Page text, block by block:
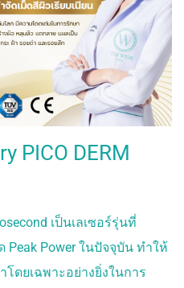
ใบหน้า
PRIME
เพื่อ
ดียิ่งขึ้น
NEW
วยด้วยเสียง
หม่ล่าสุด
PICO DERM
เป็นเลเซอร์รุ่นที่
Power ในปัจจุบัน ทำให้
ดยเฉพาะอย่างยิ่งในการ